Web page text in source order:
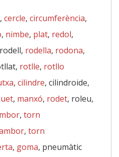
, cercle, circumferència,
, nimbe, plat, redol,
rodella, rodona,
rotlle, rotllo
, cilindre, cilindroide,
, manxó, rodet, roleu,
, torn
, torn
, goma, pneumàtic